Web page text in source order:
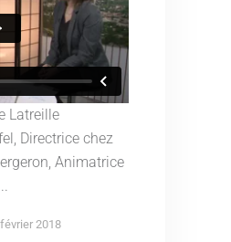
Latreille
Directrice chez
Animatrice
2018